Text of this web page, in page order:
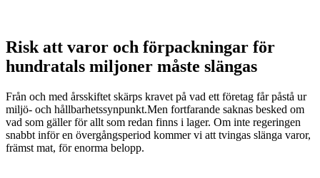
Risk att varor och förpackningar för
hundratals miljoner måste slängas
Från och med årsskiftet skärps kravet på vad ett företag får påstå ur
miljö- och hållbarhetssynpunkt.Men fortfarande saknas besked om
vad som gäller för allt som redan finns i lager. Om inte regeringen
snabbt inför en övergångsperiod kommer vi att tvingas slänga varor,
främst mat, för enorma belopp.